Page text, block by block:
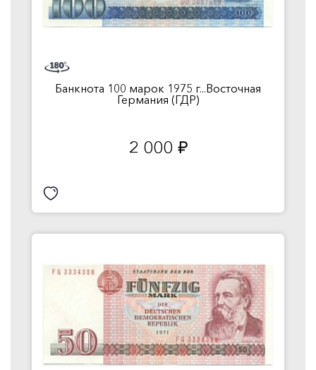
Банкнота 100 марок 1975 г...Восточная
Германия (ГДР)
2 000 руб.